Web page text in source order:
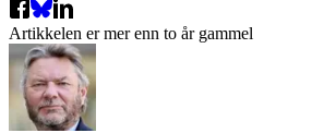
Artikkelen er mer enn to år gammel